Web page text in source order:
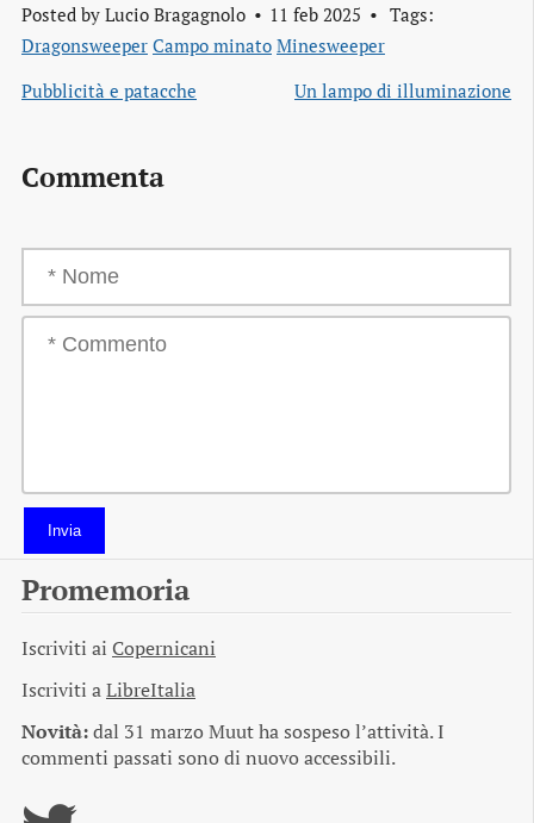
Posted by Lucio Bragagnolo 11 feb 2025
Tags:
Dragonsweeper Campo minato Minesweeper
Pubblicità e patacche
Un lampo di illuminazione
Commenta
Invia
Promemoria
Iscriviti ai Copernicani
Iscriviti aLibreItalia
Novità:dal 31 marzo Muut ha sospeso l’attività. I
commenti passati sono di nuovo accessibili.